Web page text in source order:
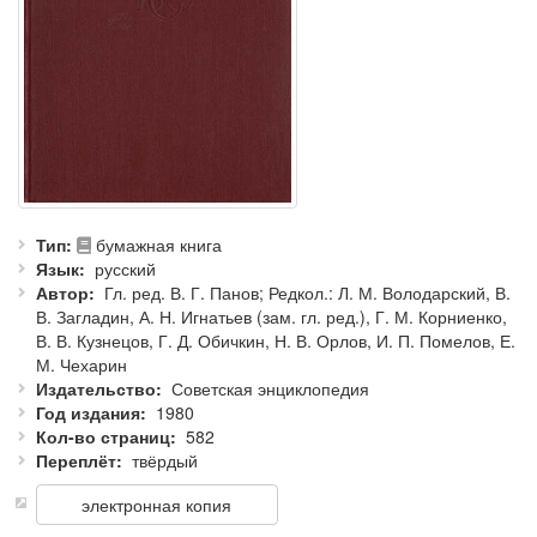
Тип
бумажная книга
Язык
русский
Автор
Гл. ред. В. Г. Панов; Редкол.: Л. М. Володарский, В.
В. Загладин, А. Н. Игнатьев (зам. гл. ред.), Г. М. Корниенко,
В. В. Кузнецов, Г. Д. Обичкин, Н. В. Орлов, И. П. Помелов, Е.
М. Чехарин
Издательство
Советская энциклопедия
Год издания
1980
Кол-во страниц
582
Переплёт
твёрдый
электронная копия